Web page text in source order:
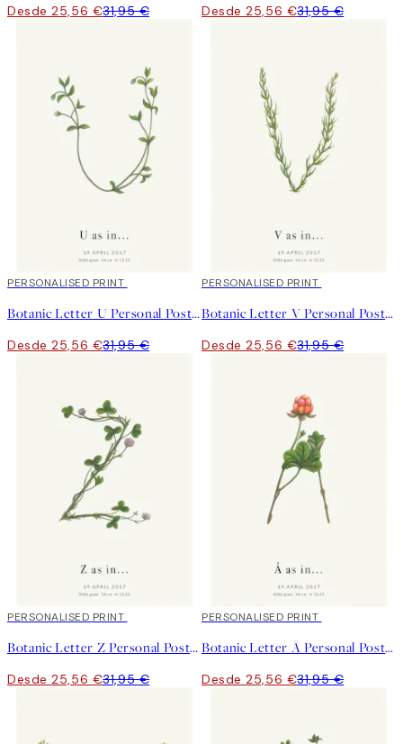
Desde 25,56 €31,95 € Desde 25,56 €31,95 €
20%*
PERSONALISED PRINT
Botanic Letter U Personal Poster
Desde 25,56 €31,95 €
20%*
PERSONALISED PRINT
Botanic Letter V Personal Poster
Desde 25,56 €31,95 €
20%*
PERSONALISED PRINT
Botanic Letter Z Personal Poster
Desde 25,56 €31,95 €
20%*
PERSONALISED PRINT
Botanic Letter Å Personal Poster
Desde 25,56 €31,95 €